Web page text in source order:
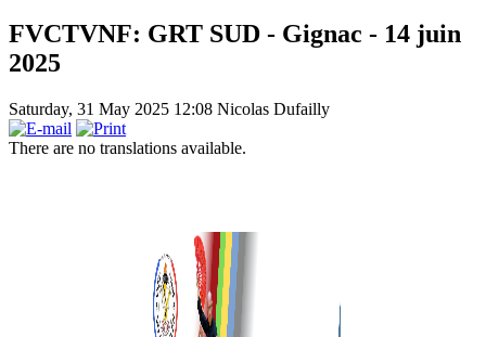
FVCTVNF: GRT SUD - Gignac - 14 juin
2025
Saturday, 31 May 2025 12:08 Nicolas Dufailly
There are no translations available.